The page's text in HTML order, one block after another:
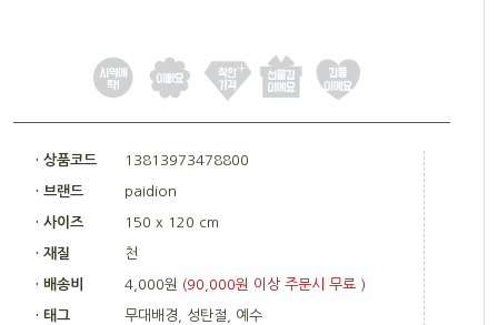
· 상품코드 13813973478800
· 브랜드 paidion
· 사이즈 150 x 120 cm
· 재질 천
· 배송비 4,000원 (90,000원 이상 주문시 무료 )
· 태그 무대배경, 성탄절, 예수